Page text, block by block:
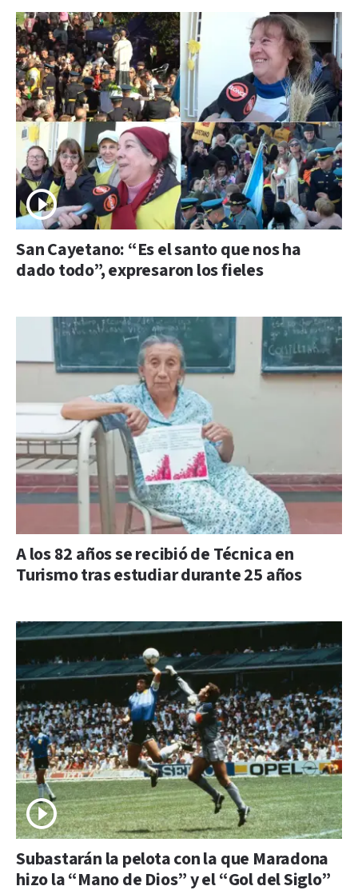
San Cayetano: “Es el santo que nos ha
dado todo”, expresaron los fieles
A los 82 años se recibió de Técnica en
Turismo tras estudiar durante 25 años
Subastarán la pelota con la que Maradona
hizo la “Mano de Dios” y el “Gol del Siglo”